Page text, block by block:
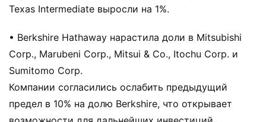
Texas Intermediate выросли на 1%.
• Berkshire Hathaway нарастила доли в Mitsubishi
Corp., Marubeni Corp., Mitsui & Co., Itochu Corp. и
Sumitomo Corp.
Компании согласились ослабить предыдущий
предел в 10% на долю Berkshire, что открывает